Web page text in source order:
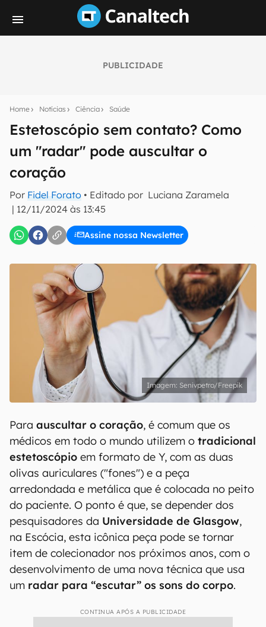
PUBLICIDADE
Home Notícias Ciência Saúde
Estetoscópio sem contato? Como
um "radar" pode auscultar o
coração
Por Fidel Forato • Editado por Luciana Zaramela
| 12/11/2024 às 13:45
Assine nossa Newsletter
notícias e reviews sobre tecnologia em primeira
mão.
E-mail
inscreva-se
Confirmo que li, aceito e concordo com os Termos de
Uso e Política de Privacidade do Canaltech.
Senivpetro/Freepik
Para auscultar o coração, é comum que os
médicos em todo o mundo utilizem o tradicional
estetoscópio em formato de Y, com as duas
olivas auriculares ("fones") e a peça
arredondada e metálica que é colocada no peito
do paciente. O ponto é que, se depender dos
pesquisadores da Universidade de Glasgow,
na Escócia, esta icônica peça pode se tornar
item de colecionador nos próximos anos, com o
desenvolvimento de uma nova técnica que usa
um radar para “escutar” os sons do corpo.
CONTINUA APÓS A PUBLICIDADE